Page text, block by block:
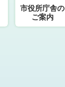
市役所庁舎の
ご案内